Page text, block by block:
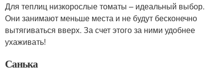
Для теплиц низкорослые томаты – идеальный выбор.
Они занимают меньше места и не будут бесконечно
вытягиваться вверх. За счет этого за ними удобнее
ухаживать!
Санька